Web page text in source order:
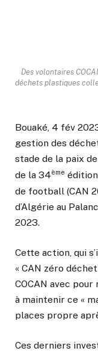
Des volontaires
déchets plastiques
Bouaké, 4 fév
gestion des
stade de la paix
de la 34ème édition
de football (CAN
d’Algérie au
2023.
Cette action, qui
« CAN zéro
COCAN avec
à maintenir ce «
places propre
Ces derniers